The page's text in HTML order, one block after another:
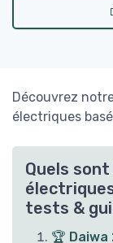
Découvrez
électriques
Quels
tests &
🏆